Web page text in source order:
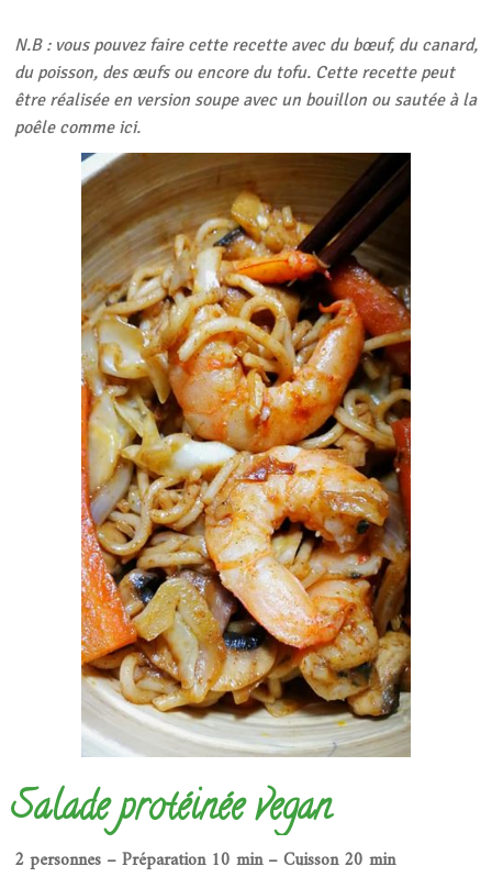
N.B : vous pouvez faire cette recette avec du bœuf, du canard,
du poisson, des œufs ou encore du tofu. Cette recette peut
être réalisée en version soupe avec un bouillon ou sautée à la
poêle comme ici.
Salade protéinée vegan
2 personnes – Préparation 10 min – Cuisson 20 min